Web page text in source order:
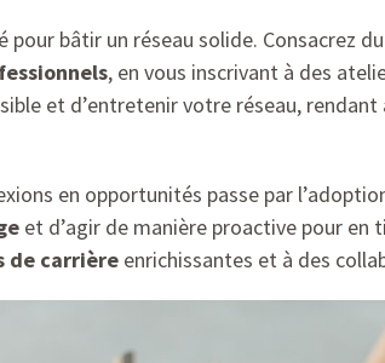
pour bâtir un réseau solide. Consacrez
, en vous inscrivant à des
et d’entretenir votre réseau,
en opportunités passe par
et d’agir de manière proactive pour en
de carrière enrichissantes et à des